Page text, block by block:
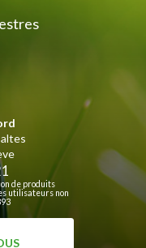
de produits
utilisateurs non